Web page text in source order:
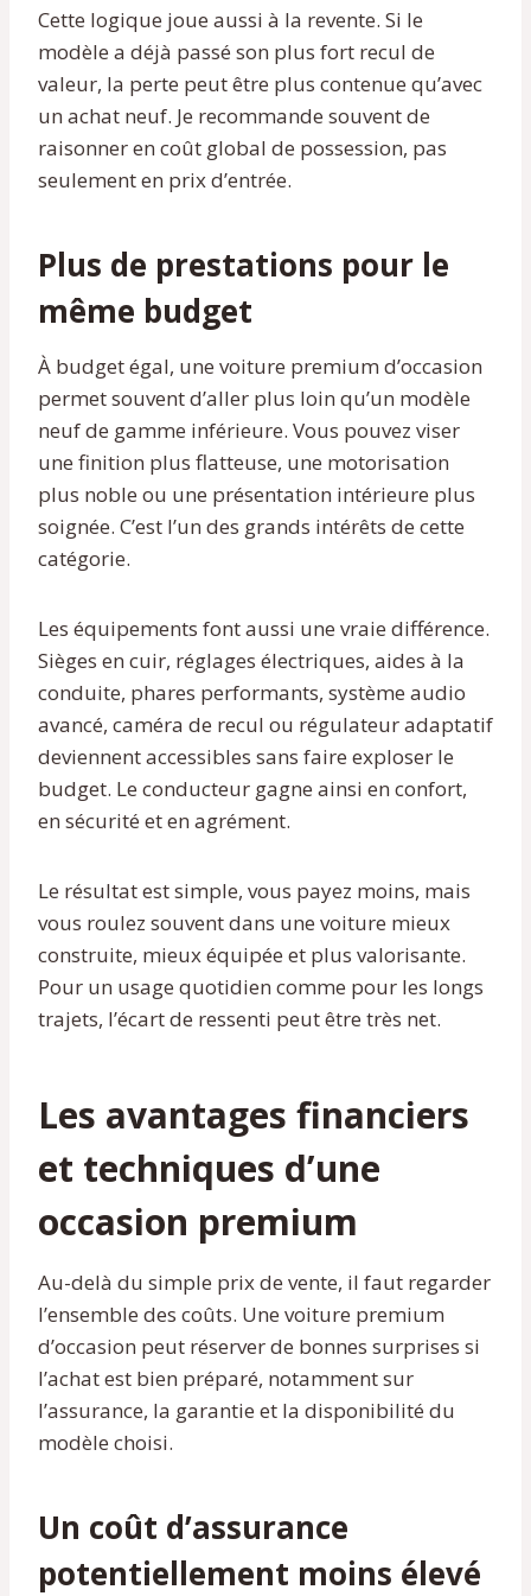
Cette logique joue aussi à la revente. Si le
modèle a déjà passé son plus fort recul de
valeur, la perte peut être plus contenue qu’avec
un achat neuf. Je recommande souvent de
raisonner en coût global de possession, pas
seulement en prix d’entrée.
Plus de prestations pour le
même budget
À budget égal, une voiture premium d’occasion
permet souvent d’aller plus loin qu’un modèle
neuf de gamme inférieure. Vous pouvez viser
une finition plus flatteuse, une motorisation
plus noble ou une présentation intérieure plus
soignée. C’est l’un des grands intérêts de cette
catégorie.
Les équipements font aussi une vraie différence.
Sièges en cuir, réglages électriques, aides à la
conduite, phares performants, système audio
avancé, caméra de recul ou régulateur adaptatif
deviennent accessibles sans faire exploser le
budget. Le conducteur gagne ainsi en confort,
en sécurité et en agrément.
Le résultat est simple, vous payez moins, mais
vous roulez souvent dans une voiture mieux
construite, mieux équipée et plus valorisante.
Pour un usage quotidien comme pour les longs
trajets, l’écart de ressenti peut être très net.
Les avantages financiers
et techniques d’une
occasion premium
Au-delà du simple prix de vente, il faut regarder
l’ensemble des coûts. Une voiture premium
d’occasion peut réserver de bonnes surprises si
l’achat est bien préparé, notamment sur
l’assurance, la garantie et la disponibilité du
modèle choisi.
Un coût d’assurance
potentiellement moins élevé